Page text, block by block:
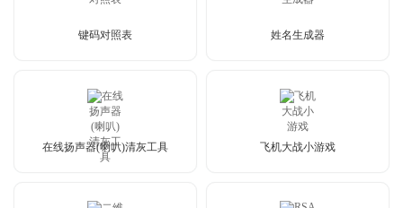
键码对照表 姓名生成器
在线扬声器(喇叭)清灰工具 飞机大战小游戏